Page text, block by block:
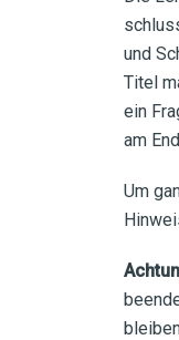
und
Titel
ein
am
Um